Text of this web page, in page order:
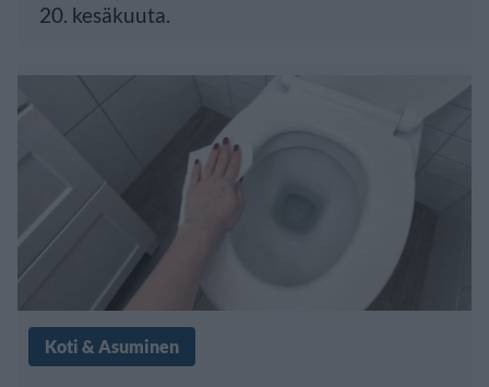
20. kesäkuuta.
Koti & Asuminen